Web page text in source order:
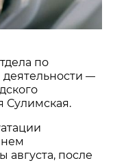
по
—
Сулимская.
после